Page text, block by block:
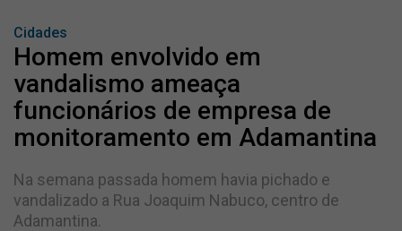
Cidades
Homem envolvido em
vandalismo ameaça
funcionários de empresa de
monitoramento em Adamantina
Na semana passada homem havia pichado e
vandalizado a Rua Joaquim Nabuco, centro de
Adamantina.